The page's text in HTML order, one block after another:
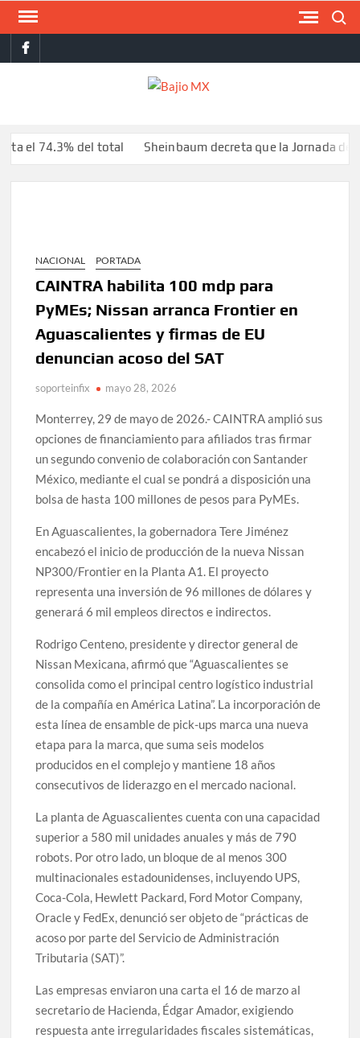
Saltar
contenidofacebook
del total Sheinbaum decreta que la Jornada de
NACIONAL PORTADA
CAINTRA habilita 100 mdp para
PyMEs; Nissan arranca Frontier en
Aguascalientes y firmas de EU
denuncian acoso del SAT
soporteinfix mayo 28, 2026
Monterrey, 29 de mayo de 2026.- CAINTRA amplió sus
opciones de financiamiento para afiliados tras firmar
un segundo convenio de colaboración con Santander
México, mediante el cual se pondrá a disposición una
bolsa de hasta 100 millones de pesos para PyMEs.
En Aguascalientes, la gobernadora Tere Jiménez
encabezó el inicio de producción de la nueva Nissan
NP300/Frontier en la Planta A1. El proyecto
representa una inversión de 96 millones de dólares y
generará 6 mil empleos directos e indirectos.
Rodrigo Centeno, presidente y director general de
Nissan Mexicana, afirmó que “Aguascalientes se
consolida como el principal centro logístico industrial
de la compañía en América Latina”. La incorporación de
esta línea de ensamble de pick-ups marca una nueva
etapa para la marca, que suma seis modelos
producidos en el complejo y mantiene 18 años
consecutivos de liderazgo en el mercado nacional.
La planta de Aguascalientes cuenta con una capacidad
superior a 580 mil unidades anuales y más de 790
robots. Por otro lado, un bloque de al menos 300
multinacionales estadounidenses, incluyendo UPS,
Coca-Cola, Hewlett Packard, Ford Motor Company,
Oracle y FedEx, denunció ser objeto de “prácticas de
acoso por parte del Servicio de Administración
Tributaria (SAT)”.
Las empresas enviaron una carta el 16 de marzo al
secretario de Hacienda, Édgar Amador, exigiendo
respuesta ante irregularidades fiscales sistemáticas,